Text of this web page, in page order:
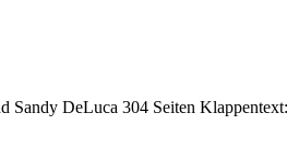
DeLuca 304 Seiten